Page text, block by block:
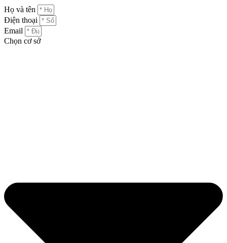
Họ và tên
Điện thoại
Email
Chọn cơ sở